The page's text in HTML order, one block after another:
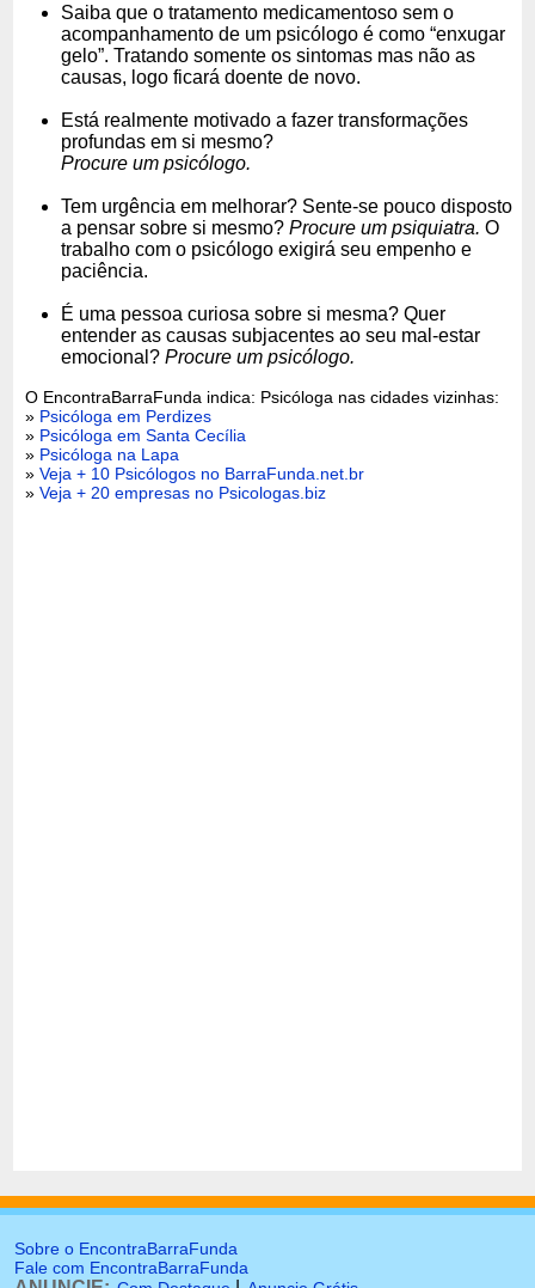
Saiba que o tratamento medicamentoso sem o
acompanhamento de um psicólogo é como “enxugar
gelo”. Tratando somente os sintomas mas não as
causas, logo ficará doente de novo.
Está realmente motivado a fazer transformações
profundas em si mesmo?
Procure um psicólogo.
Tem urgência em melhorar? Sente-se pouco disposto
a pensar sobre si mesmo?Procure um psiquiatra. O
trabalho com o psicólogo exigirá seu empenho e
paciência.
É uma pessoa curiosa sobre si mesma? Quer
entender as causas subjacentes ao seu mal-estar
emocional?Procure um psicólogo.
O EncontraBarraFunda indica: Psicóloga nas cidades vizinhas:
» Psicóloga em Perdizes
» Psicóloga em Santa Cecília
» Psicóloga na Lapa
»Veja + 10 Psicólogos no BarraFunda.net.br
»Veja + 20 empresas no Psicologas.biz
Sobre o EncontraBarraFunda
Fale com EncontraBarraFunda